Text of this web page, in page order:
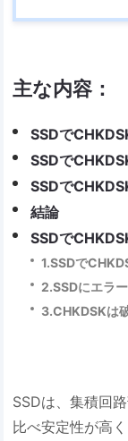
主な内容：
SSDで
SSDで
SSDで
結論
SSDで
1.SSDで
2.SSDにエラ
3.CHKDSKは
SSDは、集積回
比べ安定性が高